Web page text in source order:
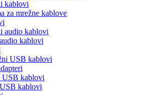
kablovi
za mrežne kablove
audio kablovi
kablovi
USB kablovi
USB kablovi
kablovi